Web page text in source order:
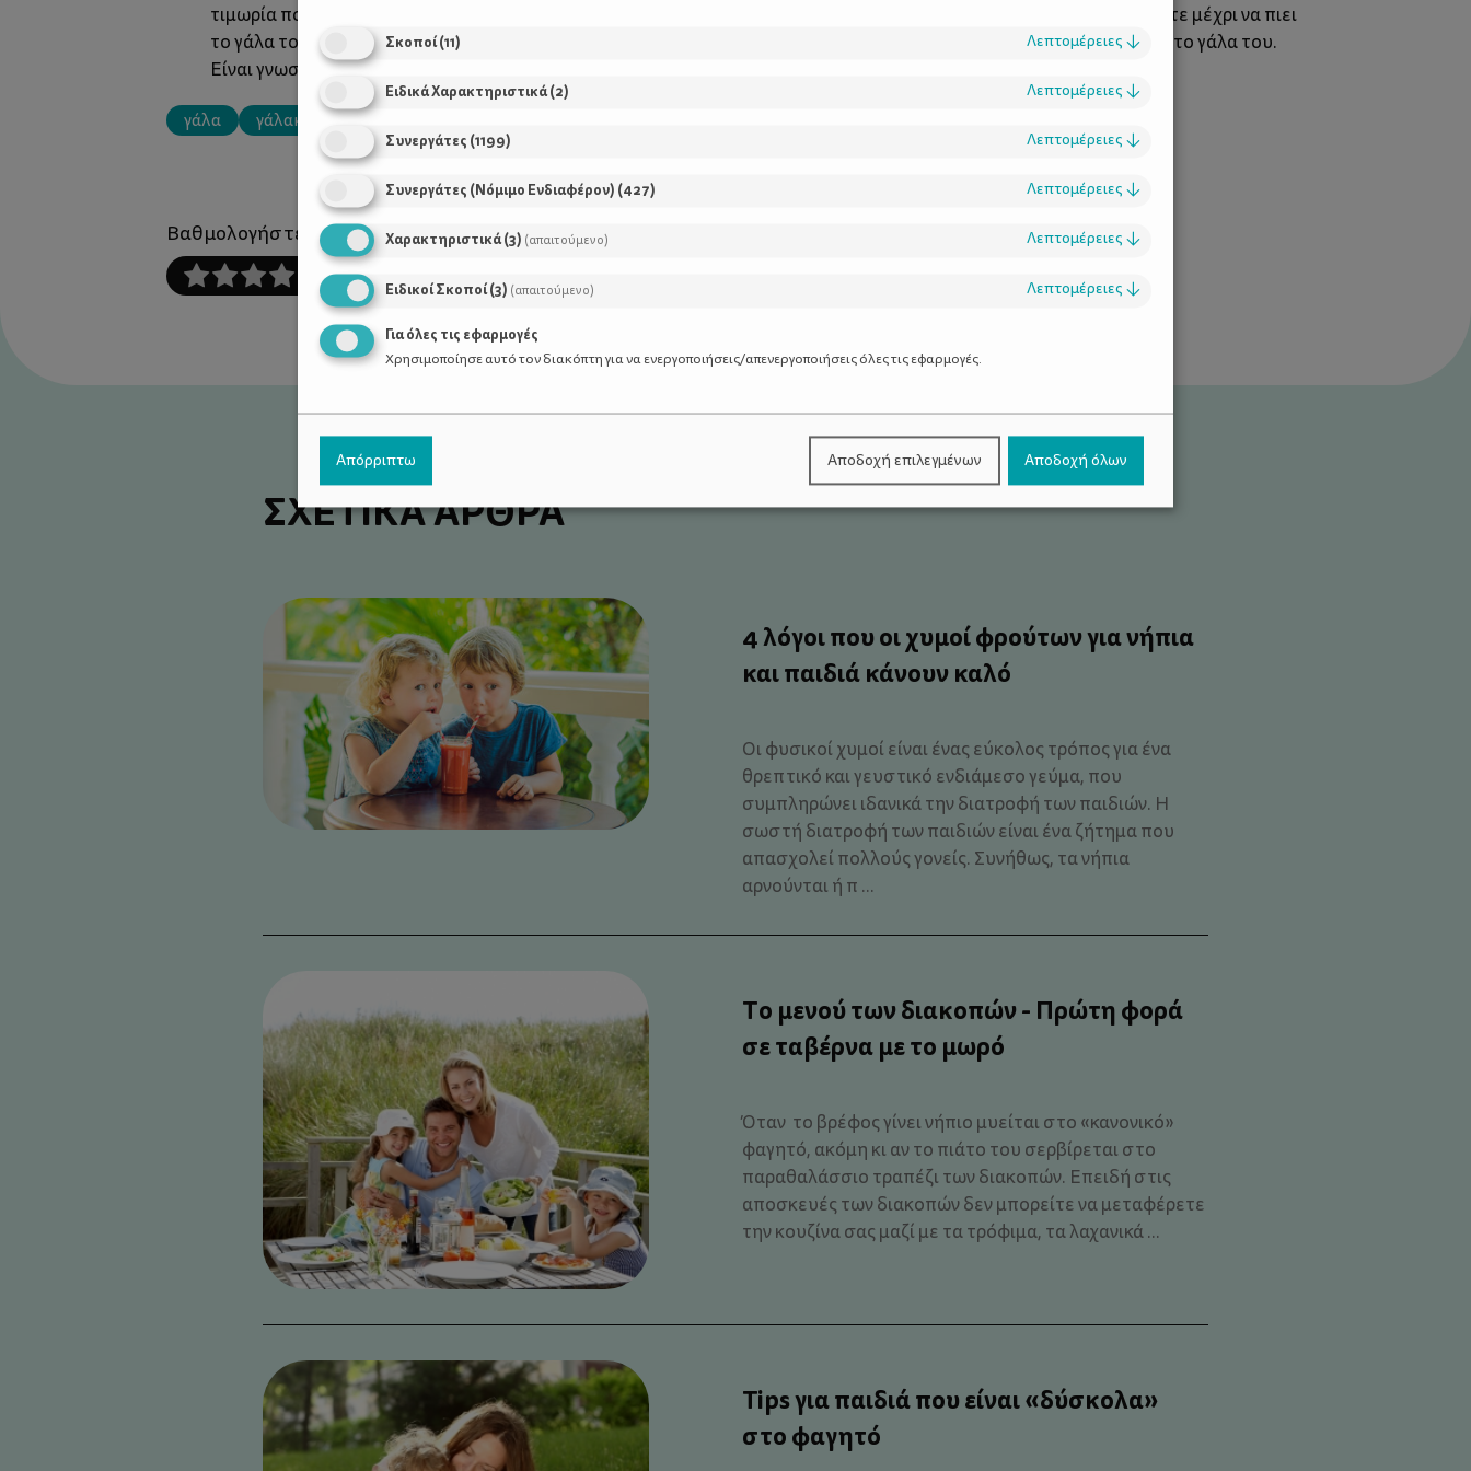
Βαθμολογήστε αυτό το άρθρο :
τιμωρία που του επιβάλλετε εσείς. Φυσικό είναι που προτιμάτε κι εσείς να πάτε βόλτα, παρά να …χαζοκαθυστερείτε μέχρι να πιει
το γάλα του. Δεν θυμώνετε, δεν απειλείτε. Απλώς, δεν σας περνάει καν από το νου να ξεκινήσετε πριν τελειώσει με το γάλα του.
Είναι γνωστό σε όλους πως δεν επιτρέπεται ν’ αφήνει κανείς μισοτελειωμένο το φλιτζάνι με το γάλα του!)
γάλα γάλακτος διατροφή
ΣΧΕΤΙΚΑ ΑΡΘΡΑ
4 λόγοι που οι χυμοί φρούτων για νήπια
και παιδιά κάνουν καλό
Οι φυσικοί χυμοί είναι ένας εύκολος τρόπος για ένα
θρεπτικό και γευστικό ενδιάμεσο γεύμα, που
συμπληρώνει ιδανικά την διατροφή των παιδιών. Η
σωστή διατροφή των παιδιών είναι ένα ζήτημα που
απασχολεί πολλούς γονείς. Συνήθως, τα νήπια
αρνούνται ή π ...
Το μενού των διακοπών - Πρώτη φορά
σε ταβέρνα με το μωρό
Όταν το βρέφος γίνει νήπιο μυείται στο «κανονικό»
φαγητό, ακόμη κι αν το πιάτο του σερβίρεται στο
παραθαλάσσιο τραπέζι των διακοπών. Επειδή στις
αποσκευές των διακοπών δεν μπορείτε να μεταφέρετε
την κουζίνα σας μαζί με τα τρόφιμα, τα λαχανικά ...
Tips για παιδιά που είναι «δύσκολα»
στο φαγητό
Σκοποί(11) Λεπτομέρειες ↓
Ειδικά Χαρακτηριστικά(2) Λεπτομέρειες ↓
Συνεργάτες (1199) Λεπτομέρειες ↓
Συνεργάτες (Νόμιμο Ενδιαφέρον) (427) Λεπτομέρειες ↓
Χαρακτηριστικά(3) (απαιτούμενο) Λεπτομέρειες ↓
Ειδικοί Σκοποί(3) (απαιτούμενο) Λεπτομέρειες ↓
Για όλες τις εφαρμογές
Χρησιμοποίησε αυτό τον διακόπτη για να ενεργοποιήσεις/απενεργοποιήσεις όλες τις εφαρμογές.
Απόρριπτω Αποδοχή επιλεγμένων Αποδοχή όλων